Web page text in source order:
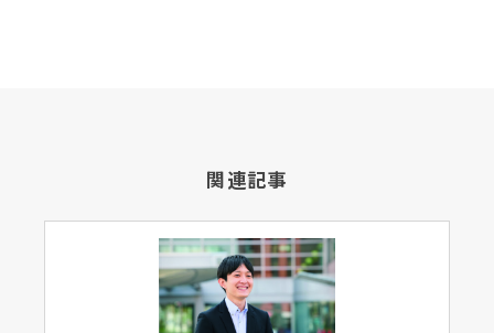
関連記事